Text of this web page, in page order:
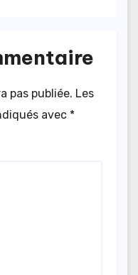
pas publiée. Les
avec *